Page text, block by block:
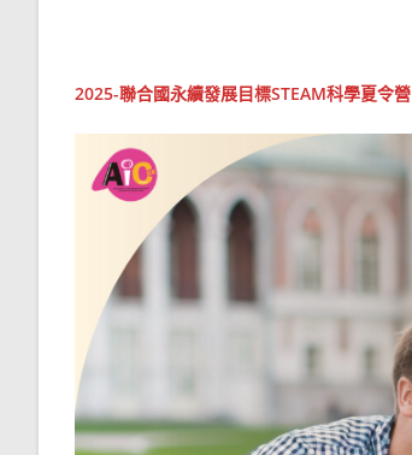
2025-聯合國永續發展目標STEAM科學夏令營